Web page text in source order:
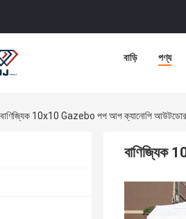
বাড়ি পণ্য
বাণিজ্যিক 10x10 Gazebo পপ আপ ক্যানোপি আউটডোর
বাণিজ্যিক